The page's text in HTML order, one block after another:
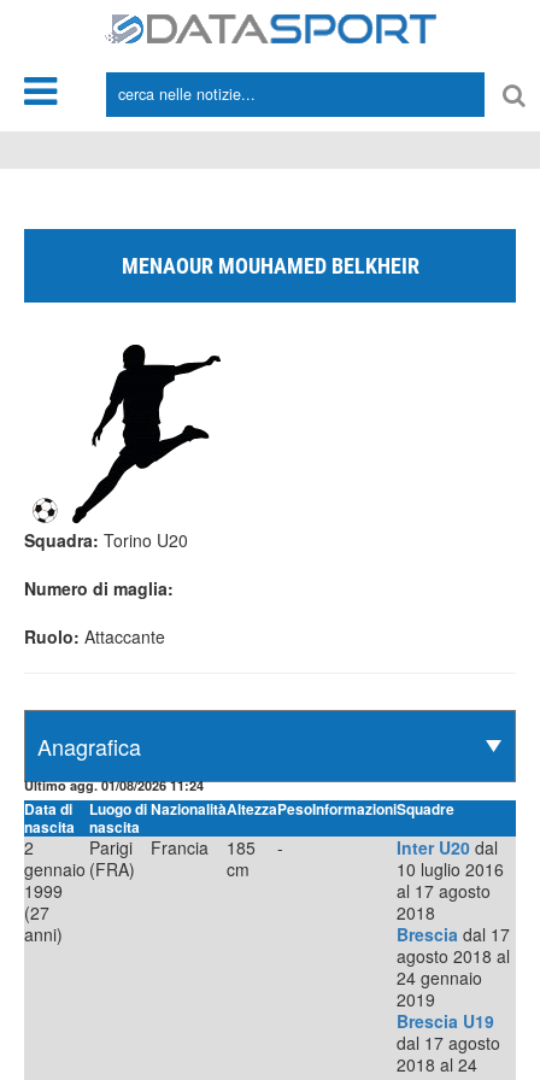
MENAOUR MOUHAMED BELKHEIR
Squadra: Torino U20
Numero di maglia:
Ruolo: Attaccante
Ultimo agg. 01/08/2026 11:24
Data di
nascita
Luogo di
nascita
NazionalitàAltezzaPesoInformazioniSquadre
2
gennaio
1999
(27
anni)
Parigi
(FRA)
Francia
185
cm
- Inter U20 dal
10 luglio 2016
al 17 agosto
2018
Brescia dal 17
agosto 2018 al
24 gennaio
2019
Brescia U19
dal 17 agosto
2018 al 24